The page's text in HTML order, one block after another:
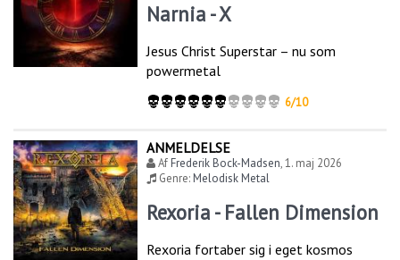
Narnia - X
Jesus Christ Superstar – nu som
powermetal
6/10
ANMELDELSE
AfFrederik Bock-Madsen,1. maj 2026
Genre:Melodisk Metal
Rexoria - Fallen Dimension
Rexoria fortaber sig i eget kosmos